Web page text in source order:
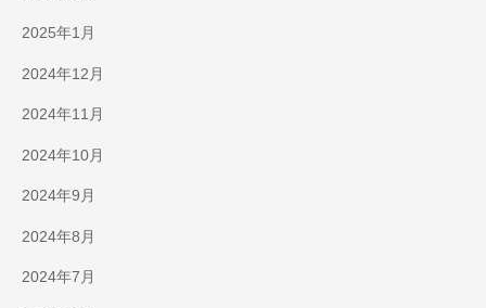
2025年1月
2024年12月
2024年11月
2024年10月
2024年9月
2024年8月
2024年7月